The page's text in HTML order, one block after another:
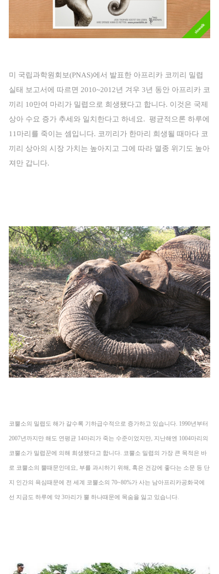
미 국립과학원회보(PNAS)에서 발표한 아프리카 코끼리 밀렵
실태 보고서에 따르면 2010~2012년 겨우 3년 동안 아프리카 코
끼리 10만여 마리가 밀렵으로 희생됐다고 합니다. 이것은 국제
상아 수요 증가 추세와 일치한다고 하네요. 평균적으론 하루에
11마리를 죽이는 셈입니다. 코끼리가 한마리 희생될 때마다 코
끼리 상아의 시장 가치는 높아지고 그에 따라 멸종 위기도 높아
져만 갑니다.
코뿔소의 밀렵도 해가 갈수록 기하급수적으로 증가하고 있습니다. 1990년부터
2007년까지만 해도 연평균 14마리가 죽는 수준이었지만, 지난해엔 1004마리의
코뿔소가 밀렵꾼에 의해 희생됐다고 합니다. 코뿔소 밀렵의 가장 큰 목적은 바
로 코뿔소의 뿔때문인데요, 부를 과시하기 위해, 혹은 건강에 좋다는 소문 등 단
지 인간의 욕심때문에 전 세계 코뿔소의 70~80%가 사는 남아프리카공화국에
선 지금도 하루에 약 3마리가 뿔 하나때문에 목숨을 잃고 있습니다.